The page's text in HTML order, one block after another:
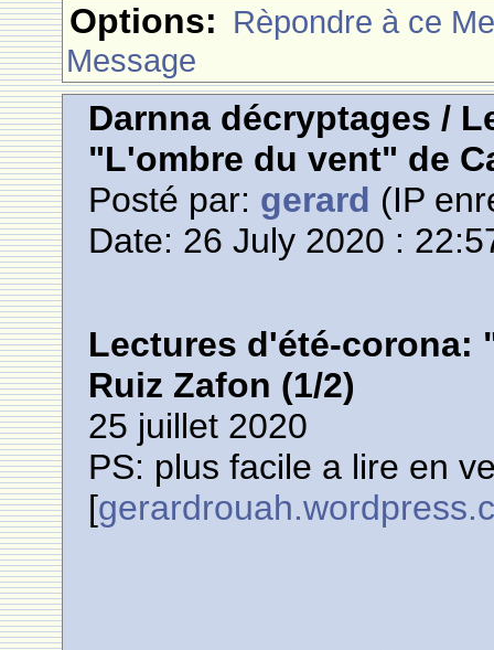
Options: Rèpondre à ce
Message
Darnna décryptages /
"L'ombre du vent" de
Posté par: gerard (IP
Date: 26 July 2020 :
Lectures d'été-corona:
Ruiz Zafon (1/2)
25 juillet 2020
PS: plus facile a lire en
[